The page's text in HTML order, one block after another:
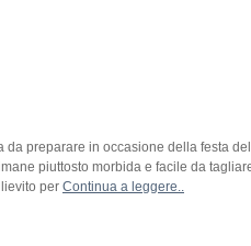
da preparare in occasione della festa
piuttosto morbida e facile da
per Continua a leggere..